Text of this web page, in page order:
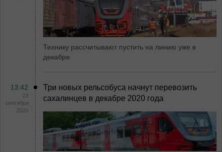
Технику рассчитывают пустить на линию уже в
декабре
13:42
23
сентября
2020
Три новых рельсобуса начнут перевозить
сахалинцев в декабре 2020 года